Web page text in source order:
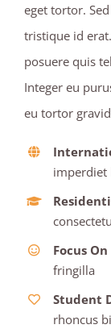
eget tortor.
tristique id
posuere quis
Integer eu
eu tortor
imperdiet
Focus
fringilla
Student
rhoncus